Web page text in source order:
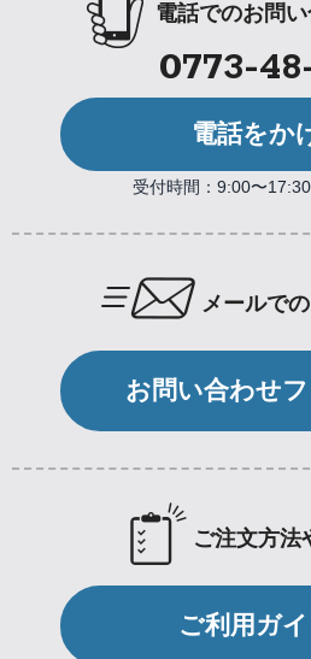
電話でのお問
0773-
電話をか
受付時間：9:00〜
メールで
お問い合わせ
ご注文方法
ご利用ガ